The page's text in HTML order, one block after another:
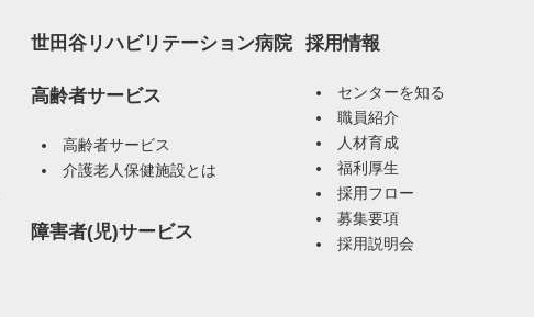
世田谷リハビリテーション病院
高齢者サービス
高齢者サービス
介護老人保健施設とは
障害者(児)サービス
採用情報
センターを知る
職員紹介
人材育成
福利厚生
採用フロー
募集要項
採用説明会